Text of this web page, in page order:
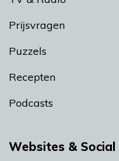
Prijsvragen
Puzzels
Recepten
Podcasts
Websites & Social